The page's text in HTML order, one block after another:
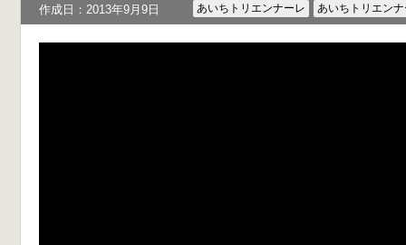
作成日：2013年9月9日 あいちトリエンナーレ あいちトリエン